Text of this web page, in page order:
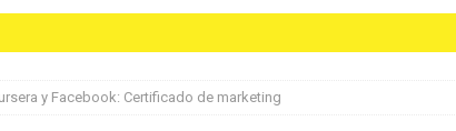
y Facebook: Certificado de marketing